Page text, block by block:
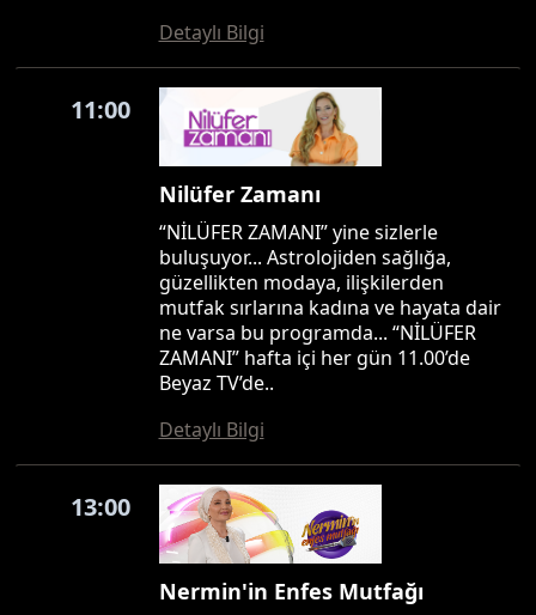
Detaylı Bilgi
11:00
Nilüfer Zamanı
“NİLÜFER ZAMANI” yine sizlerle
buluşuyor... Astrolojiden sağlığa,
güzellikten modaya, ilişkilerden
mutfak sırlarına kadına ve hayata dair
ne varsa bu programda... “NİLÜFER
ZAMANI” hafta içi her gün 11.00’de
Beyaz TV’de..
Detaylı Bilgi
13:00
Nermin'in Enfes Mutfağı